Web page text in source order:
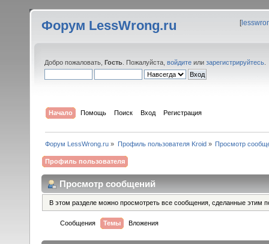
Форум LessWrong.ru [
Добро пожаловать, Гость . Пожалуйста, войдите или зарегистрируйтесь
Начало Помощь Поиск Вход Регистрация
Форум LessWrong.ru » Профиль пользователя Kroid» Просмотр
Профиль пользователя
Просмотр сообщений
В этом разделе можно просмотреть все сообщения, сделанные этим
Сообщения Темы Вложения